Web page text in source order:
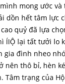
mong ước và
dồn hết tâm lực
quỷ đã lựa
ÍIỘ lại tất tưởi lo
gia đình nheo
nên thô bỉ, hèn
Tâm trạng của